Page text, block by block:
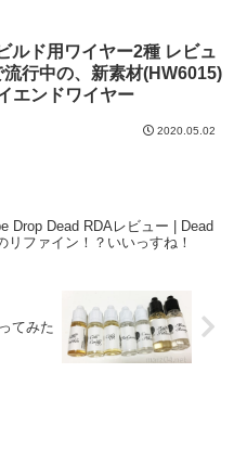
ルド用ワイヤー2種 レビュ
行中の、新素材(HW6015)
エンドワイヤー
2020.05.02
Drop Dead RDAレビュー | Dead
リファイン！？いいっすね！
てみた